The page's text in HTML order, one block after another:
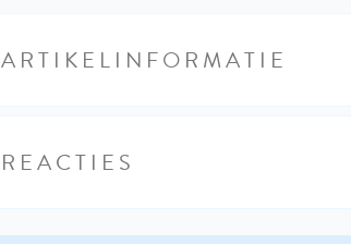
ARTIKELINFORMATIE
REACTIES